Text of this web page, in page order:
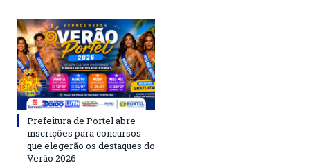
Prefeitura de Portel abre
inscrições para concursos
que elegerão os destaques do
Verão 2026